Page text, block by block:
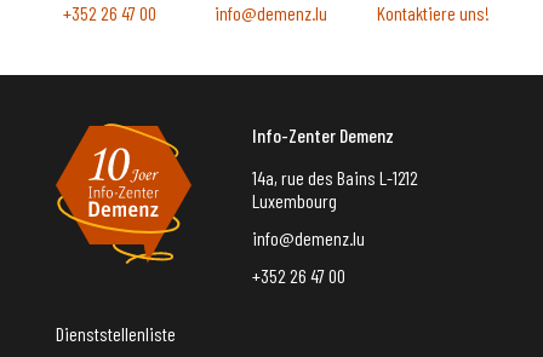
+352 26 47 00 info@demenz.lu Kontaktiere uns!
Info-Zenter Demenz
14a, rue des Bains L-1212
Luxembourg
info@demenz.lu
+352 26 47 00
Dienststellenliste